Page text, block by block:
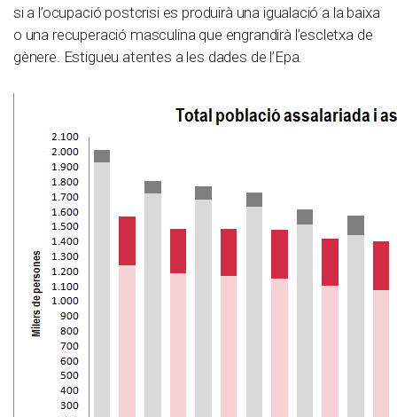
si a l’ocupació postcrisi es produirà una igualació a la baixa
o una recuperació masculina que engrandirà l’escletxa de
gènere. Estigueu atentes a les dades de l’Epa.